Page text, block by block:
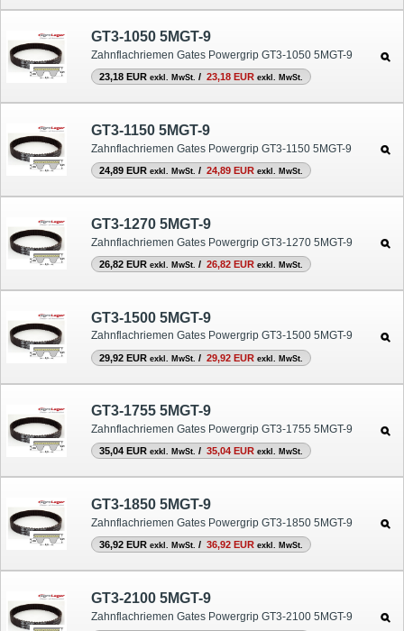
GT3-1050 5MGT-9
Zahnflachriemen Gates Powergrip GT3-1050 5MGT-9
23,18 EUR exkl. MwSt. / 23,18 EUR exkl. MwSt.
GT3-1150 5MGT-9
Zahnflachriemen Gates Powergrip GT3-1150 5MGT-9
24,89 EUR exkl. MwSt. / 24,89 EUR exkl. MwSt.
GT3-1270 5MGT-9
Zahnflachriemen Gates Powergrip GT3-1270 5MGT-9
26,82 EUR exkl. MwSt. / 26,82 EUR exkl. MwSt.
GT3-1500 5MGT-9
Zahnflachriemen Gates Powergrip GT3-1500 5MGT-9
29,92 EUR exkl. MwSt. / 29,92 EUR exkl. MwSt.
GT3-1755 5MGT-9
Zahnflachriemen Gates Powergrip GT3-1755 5MGT-9
35,04 EUR exkl. MwSt. / 35,04 EUR exkl. MwSt.
GT3-1850 5MGT-9
Zahnflachriemen Gates Powergrip GT3-1850 5MGT-9
36,92 EUR exkl. MwSt. / 36,92 EUR exkl. MwSt.
GT3-2100 5MGT-9
Zahnflachriemen Gates Powergrip GT3-2100 5MGT-9